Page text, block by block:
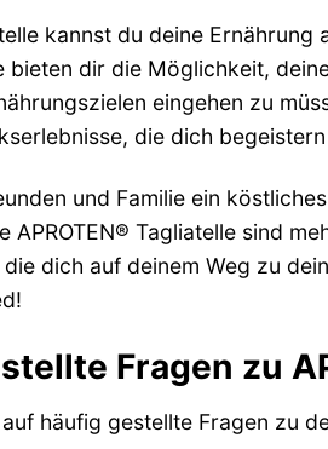
kannst du deine
bieten dir die Möglichkeit,
eingehen zu
die dich
und Familie ein
APROTEN® Tagliatelle sind
dich auf deinem Weg zu
Fragen zu
häufig gestellte Fragen zu